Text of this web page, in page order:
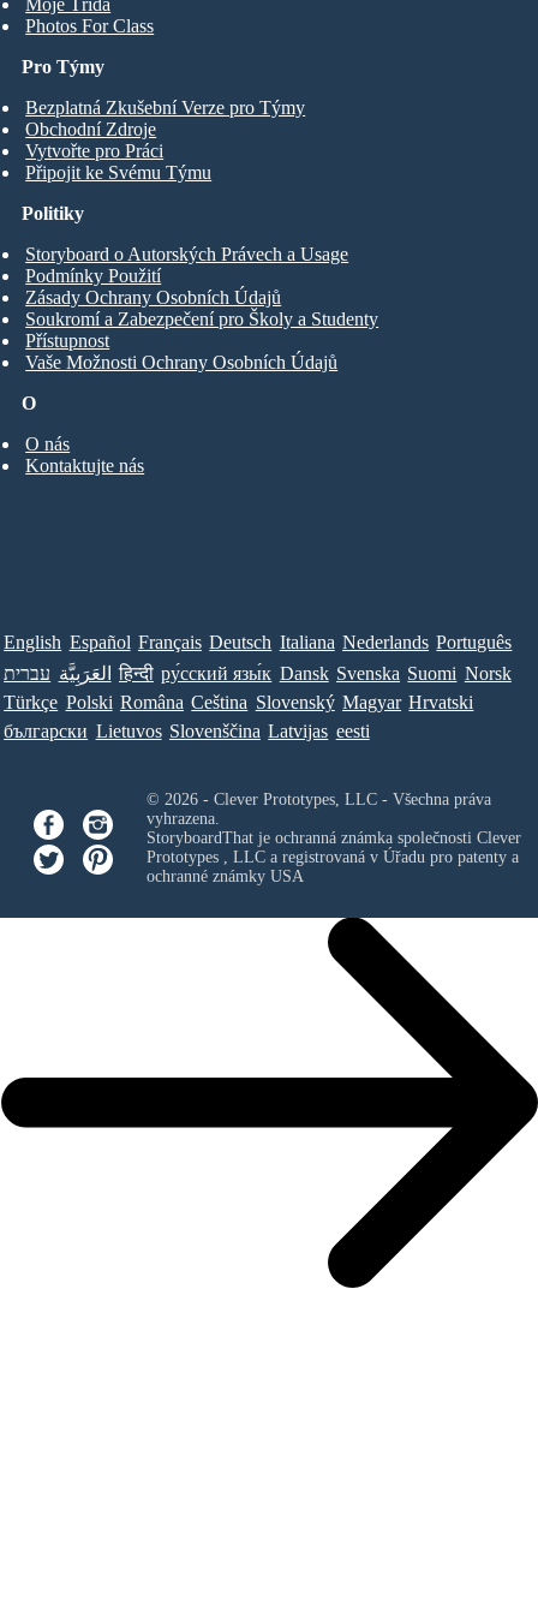
Moje Třída
Photos For Class
Pro Týmy
Bezplatná Zkušební Verze pro Týmy
Obchodní Zdroje
Vytvořte pro Práci
Připojit ke Svému Týmu
O
O nás
Kontaktujte nás
Politiky
Storyboard o Autorských Právech a Usage
Podmínky Použití
Zásady Ochrany Osobních Údajů
Soukromí a Zabezpečení pro Školy a Studenty
Přístupnost
Vaše Možnosti Ochrany Osobních Údajů
English Español Français Deutsch Italiana Nederlands Português
עברית العَرَبِيَّة हिन्दी ру́сский язы́к Dansk Svenska Suomi Norsk
Türkçe Polski Româna Ceština Slovenský Magyar Hrvatski
български Lietuvos Slovenščina Latvijas eesti
© 2026 - Clever Prototypes, LLC - Všechna práva
vyhrazena.
StoryboardThat je ochranná známka společnosti Clever
Prototypes , LLCa registrovaná v Úřadu pro patenty a
ochranné známky USA